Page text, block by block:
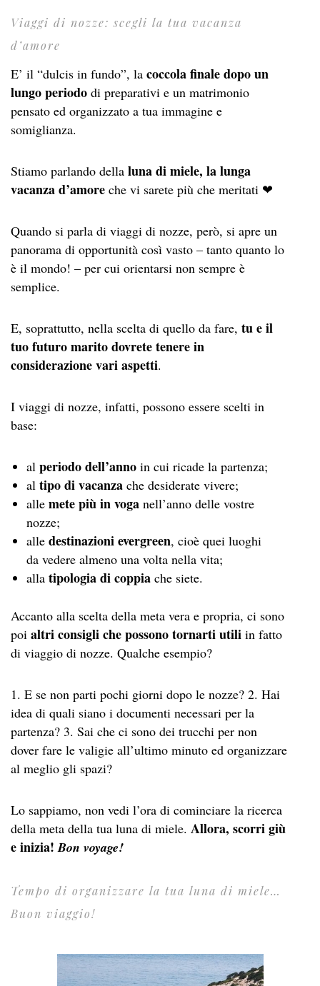
Viaggi di nozze: scegli la tua vacanza
d’amore
E’ il “dulcis in fundo”, la coccola finale dopo un
lungo periodo di preparativi e un matrimonio
pensato ed organizzato a tua immagine e
somiglianza.
Stiamo parlando della luna di miele, la lunga
vacanza d’amore che vi sarete più che meritati ❤
Quando si parla di viaggi di nozze, però, si apre un
panorama di opportunità così vasto – tanto quanto lo
è il mondo! – per cui orientarsi non sempre è
semplice.
E, soprattutto, nella scelta di quello da fare, tu e il
tuo futuro marito dovrete tenere in
considerazione vari aspetti.
I viaggi di nozze, infatti, possono essere scelti in
base:
al periodo dell’annoin cui ricade la partenza;
al tipo di vacanzache desiderate vivere;
alle mete più in voganell’anno delle vostre
nozze;
alle destinazioni evergreen, cioè quei luoghi
da vedere almeno una volta nella vita;
alla tipologia di coppiache siete.
Accanto alla scelta della meta vera e propria, ci sono
poi altri consigli che possono tornarti utili in fatto
di viaggio di nozze. Qualche esempio?
1. E se non parti pochi giorni dopo le nozze? 2. Hai
idea di quali siano i documenti necessari per la
partenza? 3. Sai che ci sono dei trucchi per non
dover fare le valigie all’ultimo minuto ed organizzare
al meglio gli spazi?
Lo sappiamo, non vedi l’ora di cominciare la ricerca
della meta della tua luna di miele. Allora, scorri giù
e inizia!Bon voyage!
Tempo di organizzare la tua luna di miele…
Buon viaggio!